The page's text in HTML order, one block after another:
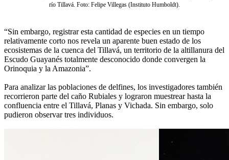
río Tillavá. Foto: Felipe Villegas (Instituto Humboldt).
“Sin embargo, registrar esta cantidad de especies en un tiempo
relativamente corto nos revela un aparente buen estado de los
ecosistemas de la cuenca del Tillavá, un territorio de la altillanura del
Escudo Guayanés totalmente desconocido donde convergen la
Orinoquia y la Amazonia”.
Para analizar las poblaciones de delfines, los investigadores también
recorrieron parte del caño Rubiales y lograron muestrear hasta la
confluencia entre el Tillavá, Planas y Vichada. Sin embargo, solo
pudieron observar tres individuos.